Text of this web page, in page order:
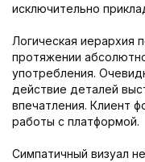
исключительно
Логическая иерархия
протяжении
употребления.
действие деталей
впечатления. Клиент
работы с платформой.
Симпатичный визуал